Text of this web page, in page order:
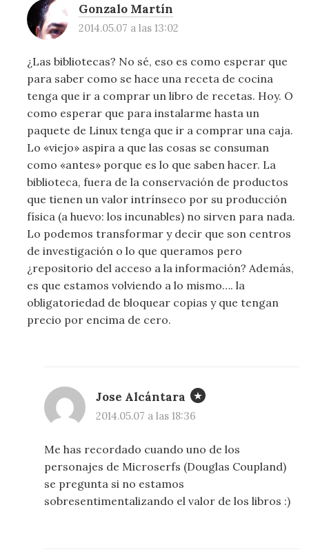
Gonzalo Martín
2014.05.07 a las 13:02
¿Las bibliotecas? No sé, eso es como esperar que
para saber como se hace una receta de cocina
tenga que ir a comprar un libro de recetas. Hoy. O
como esperar que para instalarme hasta un
paquete de Linux tenga que ir a comprar una caja.
Lo «viejo» aspira a que las cosas se consuman
como «antes» porque es lo que saben hacer. La
biblioteca, fuera de la conservación de productos
que tienen un valor intrínseco por su producción
física (a huevo: los incunables) no sirven para nada.
Lo podemos transformar y decir que son centros
de investigación o lo que queramos pero
¿repositorio del acceso a la información? Además,
es que estamos volviendo a lo mismo…. la
obligatoriedad de bloquear copias y que tengan
precio por encima de cero.
Jose Alcántara
2014.05.07 a las 18:36
Me has recordado cuando uno de los
personajes de Microserfs (Douglas Coupland)
se pregunta si no estamos
sobresentimentalizando el valor de los libros :)